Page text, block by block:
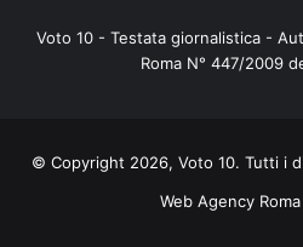
Voto 10 - Testata giornalistica -
Roma N° 447/2009
© Copyright 2026, Voto 10. Tutti i
Web Agency